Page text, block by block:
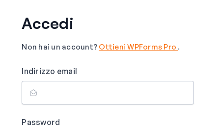
Accedi
Non hai un account? Ottieni WPForms Pro .
Indirizzo email
Password